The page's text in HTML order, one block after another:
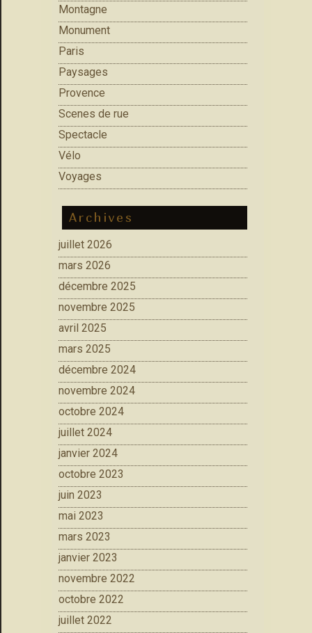
Montagne
Monument
Paris
Paysages
Provence
Scenes de rue
Spectacle
Vélo
Voyages
Archives
juillet 2026
mars 2026
décembre 2025
novembre 2025
avril 2025
mars 2025
décembre 2024
novembre 2024
octobre 2024
juillet 2024
janvier 2024
octobre 2023
juin 2023
mai 2023
mars 2023
janvier 2023
novembre 2022
octobre 2022
juillet 2022